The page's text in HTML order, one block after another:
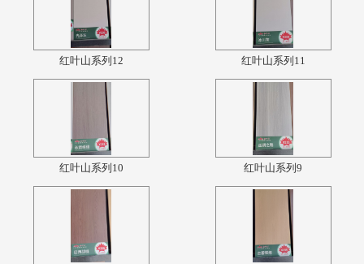
红叶山系列12 红叶山系列11
红叶山系列10 红叶山系列9